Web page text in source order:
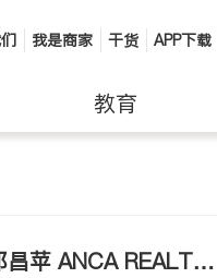
我是商家 干货 APP下载
教育
苹 ANCA REALTY